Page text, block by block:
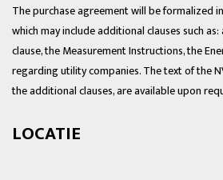
The purchase agreement will be formalized
which may include additional clauses such
clause, the Measurement Instructions, the
regarding utility companies. The text of the
the additional clauses, are available upon
LOCATIE